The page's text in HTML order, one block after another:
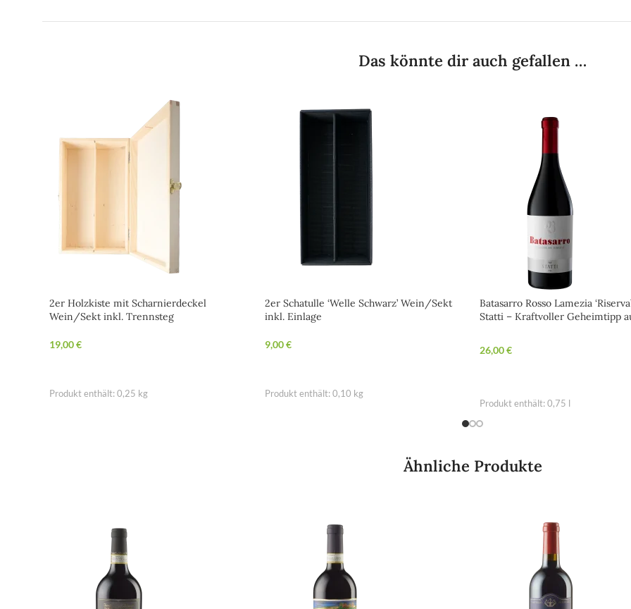
Das könnte dir auch gefallen …
2er Holzkiste mit Scharnierdeckel
Wein/Sekt inkl. Trennsteg
19,00€
Produkt enthält: 0,25 kg
2er Schatulle ‘Welle Schwarz’ Wein/Sekt
inkl. Einlage
9,00€
Produkt enthält: 0,10 kg
Batasarro Rosso Lamezia
Statti – Kraftvoller Geheimtipp
26,00€
Produkt enthält: 0,75
Ähnliche Produkte